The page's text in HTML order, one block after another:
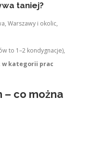
taniej?
Warszawy i okolic,
to 1–2 kondygnacje),
w kategorii prac
– co można